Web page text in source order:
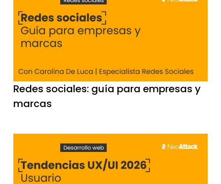
Redes sociales: guía para empresas y
marcas